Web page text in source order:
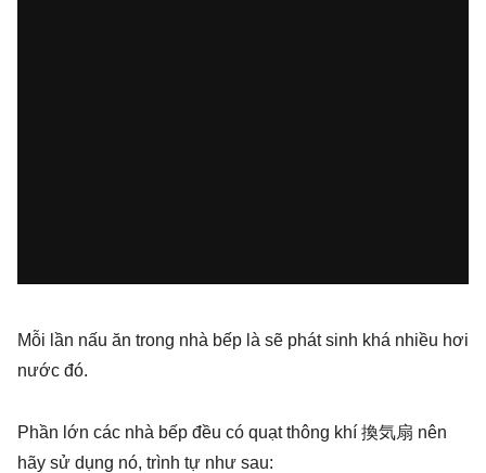
Mỗi lần nấu ăn trong nhà bếp là sẽ phát sinh khá nhiều hơi
nước đó.
Phần lớn các nhà bếp đều có quạt thông khí 換気扇 nên
hãy sử dụng nó, trình tự như sau: